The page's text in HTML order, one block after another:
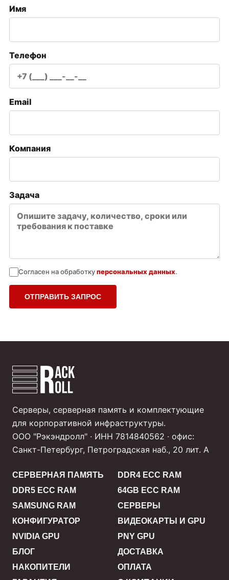
Имя
Телефон
Email
Компания
Задача
Согласен на обработкуперсональных данных.
ОТПРАВИТЬ ЗАПРОС
Серверы, серверная память и комплектующие
для корпоративной инфраструктуры.
ООО "Рэкэндролл" · ИНН 7814840562 · офис:
Санкт-Петербург, Петроградская наб., 20 лит. А
СЕРВЕРНАЯ ПАМЯТЬ
DDR4 ECC RAM
DDR5 ECC RAM
64GB ECC RAM
SAMSUNG RAM
СЕРВЕРЫ
КОНФИГУРАТОР
ВИДЕОКАРТЫ И GPU
NVIDIA GPU
PNY GPU
БЛОГ
ДОСТАВКА
НАКОПИТЕЛИ
ОПЛАТА